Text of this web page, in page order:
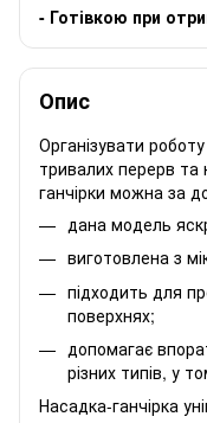
- Готівкою при
Опис
Організувати
тривалих перерв та
ганчірки можна за
дана модель
виготовлена з
підходить для
поверхнях;
допомагає
різних типів, у
Насадка-ганчірка